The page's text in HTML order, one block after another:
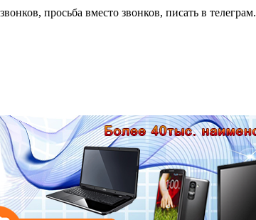
просьба вместо звонков, писать в телеграм.